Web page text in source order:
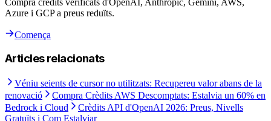
Azure i GCP a preus reduïts.
Comença
Articles relacionats
Véniu seients de cursor no utilitzats: Recupereu valor abans de la
renovació
Compra Crèdits AWS Descomptats: Estalvia un 60% en
Bedrock i Cloud
Crèdits API d'OpenAI 2026: Preus, Nivells
Gratuïts i Com Estalviar